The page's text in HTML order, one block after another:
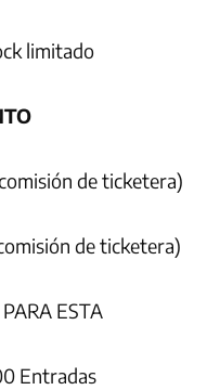
limitado
de ticketera)
de ticketera)
ESTA
Entradas